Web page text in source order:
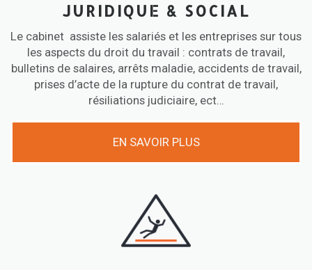
JURIDIQUE & SOCIAL
Le cabinet assiste les salariés et les entreprises sur tous
les aspects du droit du travail : contrats de travail,
bulletins de salaires, arrêts maladie, accidents de travail,
prises d’acte de la rupture du contrat de travail,
résiliations judiciaire, ect…
EN SAVOIR PLUS